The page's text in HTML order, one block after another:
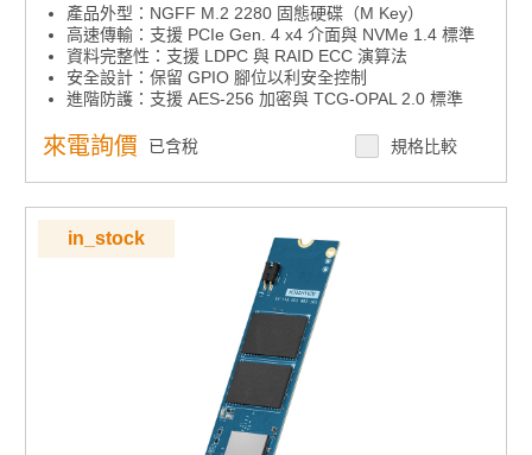
產品外型：NGFF M.2 2280 固態硬碟（M Key）
高速傳輸：支援 PCIe Gen. 4 x4 介面與 NVMe 1.4 標準
資料完整性：支援 LDPC 與 RAID ECC 演算法
安全設計：保留 GPIO 腳位以利安全控制
進階防護：支援 AES-256 加密與 TCG-OPAL 2.0 標準
來電詢價 已含稅 規格比較
in_stock